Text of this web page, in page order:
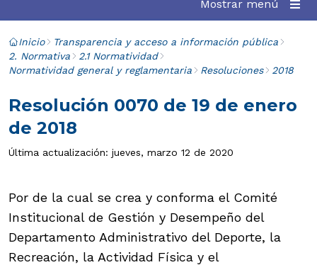
Mostrar menú
Inicio
Transparencia y acceso a información pública
2. Normativa
2.1 Normatividad
Normatividad general y reglamentaria
Resoluciones 2018
Resolución 0070 de 19 de enero
de 2018
Última actualización: jueves, marzo 12 de 2020
Por de la cual se crea y conforma el Comité
Institucional de Gestión y Desempeño del
Departamento Administrativo del Deporte, la
Recreación, la Actividad Física y el